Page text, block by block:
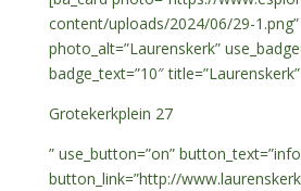
content/uploads/2024/06/29-1.png”
photo_alt=”Laurenskerk”
badge_text=”10″
Grotekerkplein 27
” use_button=”on”
button_link=”http://